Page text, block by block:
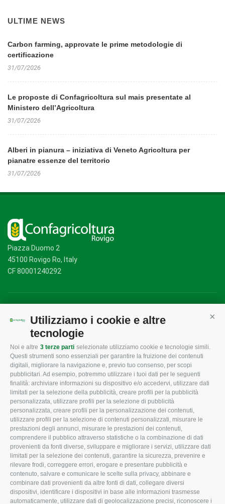
Utilizziamo i cookie e altre
tecnologie
Noi e altre 3 terze parti selezionate utilizziamo cookie e tecnologie simili.
Questi strumenti sono essenziali per garantire la fruizione dei contenuti
digitali, migliorare la navigazione e, previo tuo consenso, per scopi
pubblicitari. Ad esempio, potremmo utilizzare i tuoi dati per le seguenti
finalità: archiviare informazioni su dispositivo e/o accedervi, utilizzare dati
limitati per la selezione della pubblicità, creare profili per la pubblicità
personalizzata, utilizzare profili per la selezione di pubblicità
personalizzata, creare profili per la personalizzazione dei contenuti,
utilizzare profili per la selezione di contenuti personalizzati, misurare le
prestazioni degli annunci, misurare le prestazioni dei contenuti,
comprendere il pubblico attraverso statistiche o la combinazione di dati
provenienti da fonti diverse, sviluppare e migliorare i servizi, utilizzare dati
limitati per la selezione dei contenuti, garantire la sicurezza, prevenire e
rilevare frodi, correggere errori, erogare e presentare pubblicità e
contenuto, salvare e comunicare le scelte sulla privacy, abbinare e
combinare dati provenienti da altre fonti di dati, collegare diversi
dispositivi, identificare i dispositivi in base alle informazioni trasmesse
automaticamente, utilizzare dati di geolocalizzazione precisi, riconoscere i
ULTIME NEWS
Carbon farming, approvate le prime metodologie di
certificazione
31/07/2026
Le proposte di Confagricoltura sul mais presentate al
Ministero dell’Agricoltura
31/07/2026
Alberi in pianura – iniziativa di Veneto Agricoltura per
pianatre essenze del territorio
31/07/2026
Piazza Duomo 2
45100 Rovigo Ro, Italy
CF 80001240292
CONFAGRICOLTURA
ROVIGO
L'Associazione
Missione e Progetto
Organigramma aziendale
I Nostri Servizi
Uffici della Sede
provinciale
Le Sedi di Zona
Agricoltori S.r.l.
Whistleblowing
CONFAGRICOLTURA
INFORMA
Tecnico
Fiscale
Lavoro
Ambiente
Associazione
CONFAGRICOLTURA
ATTIVA
Notizie in evidenza